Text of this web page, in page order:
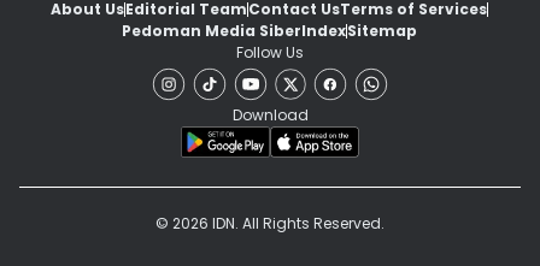
About UsEditorial TeamContact UsTerms of Services
Pedoman Media SiberIndexSitemap
Follow Us
Download
© 2026 IDN. All Rights Reserved.